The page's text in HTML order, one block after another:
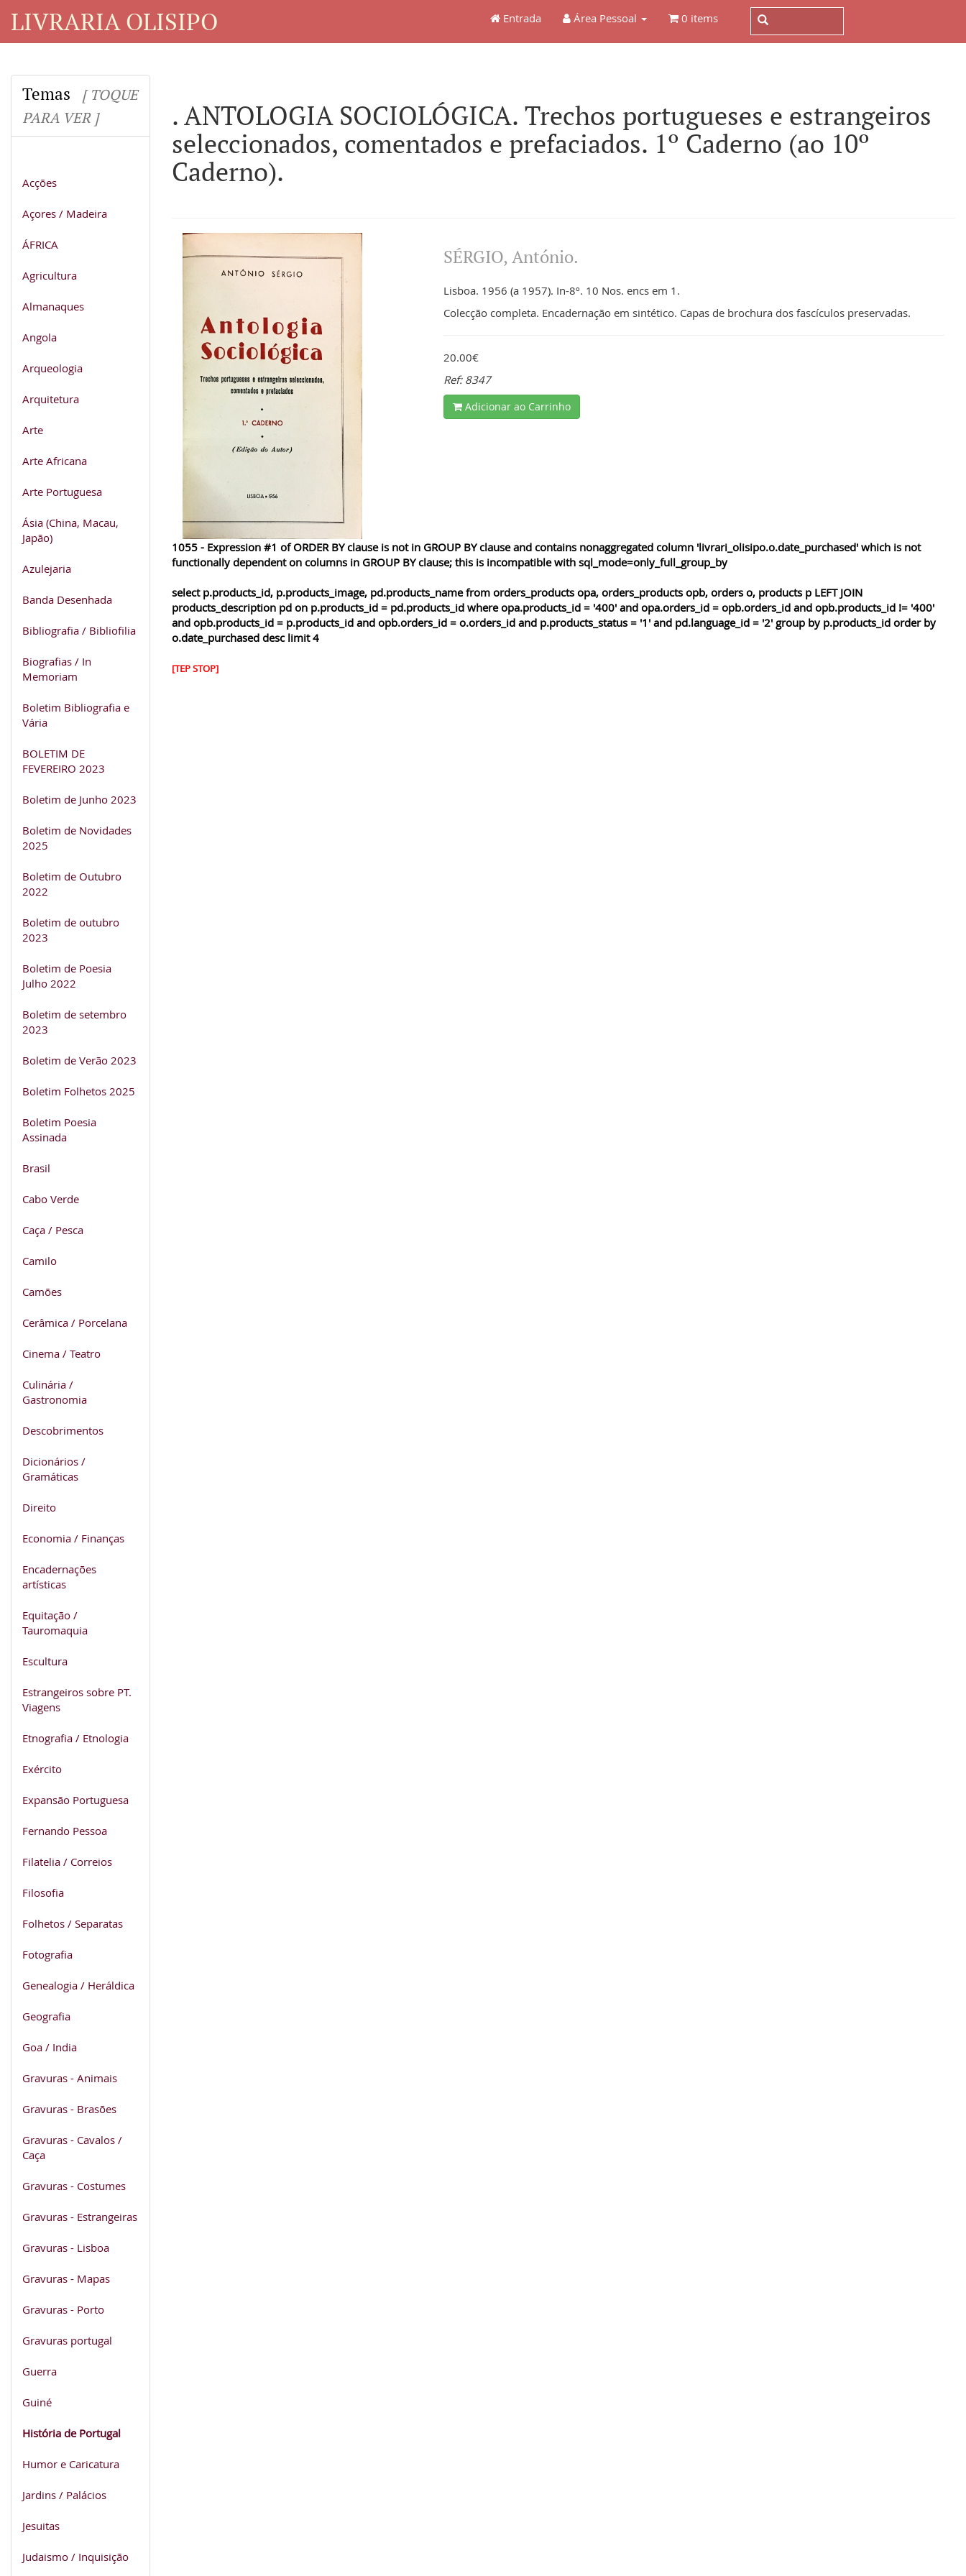
LIVRARIA OLISIPO Entrada Área Pessoal 0 items
Temas
[ TOQUE
PARA VER ]
Acções
Açores / Madeira
ÁFRICA
Agricultura
Almanaques
Angola
Arqueologia
Arquitetura
Arte
Arte Africana
Arte Portuguesa
Ásia (China, Macau,
Japão)
Azulejaria
Banda Desenhada
Bibliografia / Bibliofilia
Biografias / In
Memoriam
Boletim Bibliografia e
Vária
BOLETIM DE
FEVEREIRO 2023
Boletim de Junho 2023
Boletim de Novidades
2025
Boletim de Outubro
2022
Boletim de outubro
2023
Boletim de Poesia
Julho 2022
Boletim de setembro
2023
Boletim de Verão 2023
Boletim Folhetos 2025
Boletim Poesia
Assinada
Brasil
Cabo Verde
Caça / Pesca
Camilo
Camões
Cerâmica / Porcelana
Cinema / Teatro
Culinária /
Gastronomia
Descobrimentos
Dicionários /
Gramáticas
Direito
Economia / Finanças
Encadernações
artísticas
Equitação /
Tauromaquia
Escultura
Estrangeiros sobre PT.
Viagens
Etnografia / Etnologia
Exército
Expansão Portuguesa
Fernando Pessoa
Filatelia / Correios
Filosofia
Folhetos / Separatas
Fotografia
Genealogia / Heráldica
Geografia
Goa / India
Gravuras - Animais
Gravuras - Brasões
Gravuras - Cavalos /
Caça
Gravuras - Costumes
Gravuras - Estrangeiras
Gravuras - Lisboa
Gravuras - Mapas
Gravuras - Porto
Gravuras portugal
Guerra
Guiné
História de Portugal
Humor e Caricatura
Jardins / Palácios
Jesuitas
Judaismo / Inquisição
. ANTOLOGIA SOCIOLÓGICA. Trechos portugueses e estrangeiros
seleccionados, comentados e prefaciados. 1º Caderno (ao 10º
Caderno).
SÉRGIO, António.
Lisboa. 1956 (a 1957). In-8º. 10 Nos. encs em 1.
Colecção completa. Encadernação em sintético. Capas de brochura dos fascículos preservadas.
20.00€
Ref: 8347
Adicionar ao Carrinho
1055 - Expression #1 of ORDER BY clause is not in GROUP BY clause and contains nonaggregated column 'livrari_olisipo.o.date_purchased' which is not
functionally dependent on columns in GROUP BY clause; this is incompatible with sql_mode=only_full_group_by
select p.products_id, p.products_image, pd.products_name from orders_products opa, orders_products opb, orders o, products p LEFT JOIN
products_description pd on p.products_id = pd.products_id where opa.products_id = '400' and opa.orders_id = opb.orders_id and opb.products_id != '400'
and opb.products_id = p.products_id and opb.orders_id = o.orders_id and p.products_status = '1' and pd.language_id = '2' group by p.products_id order by
o.date_purchased desc limit 4
[TEP STOP]